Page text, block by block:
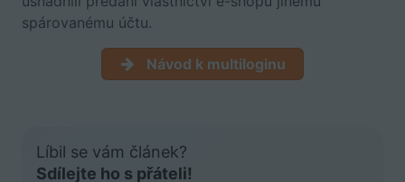
spárovanému účtu.
Návod k multiloginu
Líbil se vám článek?
Sdílejte ho s přáteli!